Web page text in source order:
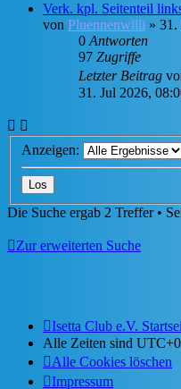
Verk. kpl. Seitenteil
von Pluennenwilli » 31.
0Antworten
97 Zugriffe
Letzter Beitrag
31. Jul 2026,
Anzeigen:
Die Suche ergab 2 Treffer •
Zur erweiterten Suche
Isetta Club e.V.
Alle Zeiten sind
Alle Cookies löschen
Impressum